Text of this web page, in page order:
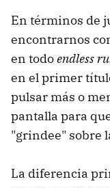
En términos de
encontrarnos
en todoendless
en el primer
pulsar más o
pantalla para
"grindee" sobre
La diferencia